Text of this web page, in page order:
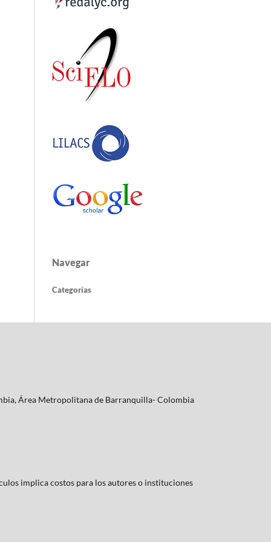
Navegar
Categorías
Área Metropolitana de Barranquilla- Colombia
implica costos para los autores o instituciones